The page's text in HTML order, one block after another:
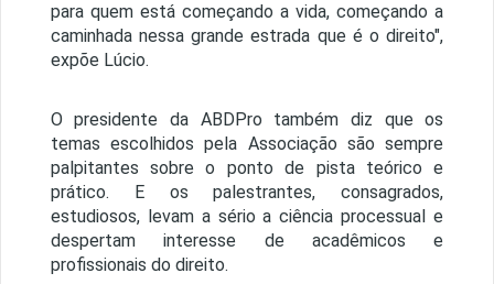
para quem está começando a vida, começando a
caminhada nessa grande estrada que é o direito",
expõe Lúcio.
O presidente da ABDPro também diz que os
temas escolhidos pela Associação são sempre
palpitantes sobre o ponto de pista teórico e
prático. E os palestrantes, consagrados,
estudiosos, levam a sério a ciência processual e
despertam interesse de acadêmicos e
profissionais do direito.